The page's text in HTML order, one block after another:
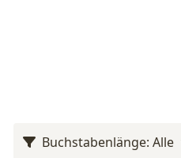
Buchstabenlänge: Alle